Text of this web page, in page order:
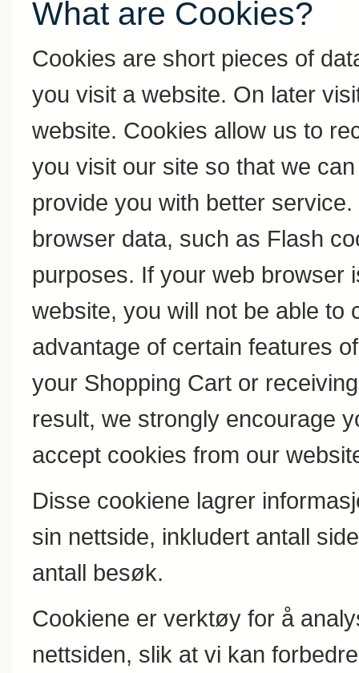
What are Cookies?
Cookies are short pieces of
you visit a website. On later
website. Cookies allow us to
you visit our site so that we
provide you with better
browser data, such as Flash
purposes. If your web browser
website, you will not be able to
advantage of certain features
your Shopping Cart or
result, we strongly encourage
accept cookies from our
Disse cookiene lagrer
sin nettside, inkludert antall
antall besøk.
Cookiene er verktøy for å
nettsiden, slik at vi kan